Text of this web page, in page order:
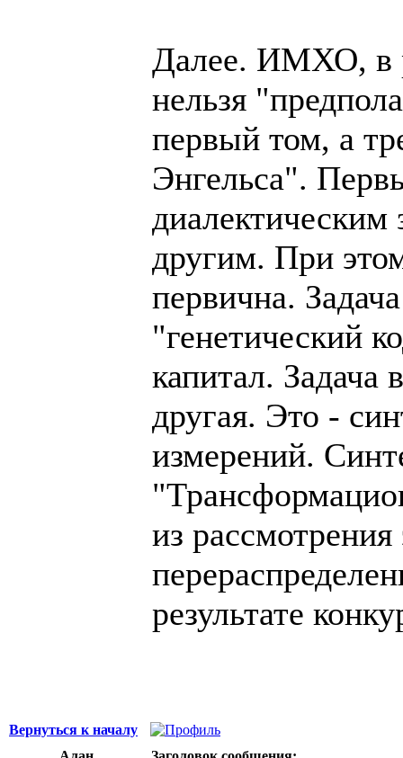
Далее. ИМХО, в
нельзя
первый том, а
Энгельса".
диалектическим
другим. При
первична.
"генетический
капитал. Задача
другая. Это -
измерений.
из рассмотрения
результате
Вернуться к началу